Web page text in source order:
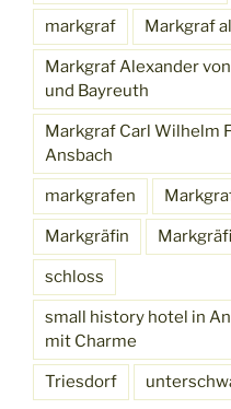
markgraf Markgraf
Markgraf Alexander
und Bayreuth
Markgraf Carl Wilhelm
Ansbach
markgrafen
Markgräfin
schloss
small history hotel in
mit Charme
Triesdorf